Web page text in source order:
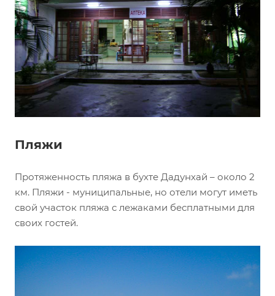
Пляжи
Протяженность пляжа в бухте Дадунхай – около 2
км. Пляжи - муниципальные, но отели могут иметь
свой участок пляжа с лежаками бесплатными для
своих гостей.